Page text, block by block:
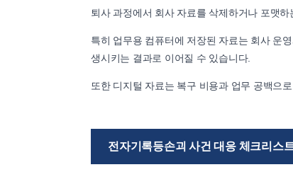
퇴사 과정에서 회사 자료를 삭제하거나 포맷
특히 업무용 컴퓨터에 저장된 자료는 회사 운
생시키는 결과로 이어질 수 있습니다.
또한 디지털 자료는 복구 비용과 업무 공백으
전자기록등손괴 사건 대응 체크리스